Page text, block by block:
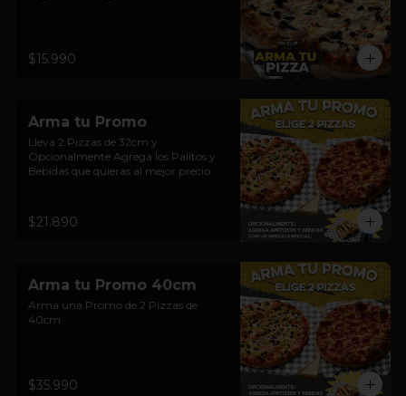
$15.990
Arma tu Promo
Lleva 2 Pizzas de 32cm y
Opcionalmente Agrega los Palitos y
Bebidas que quieras al mejor precio.
$21.890
Arma tu Promo 40cm
Arma una Promo de 2 Pizzas de
40cm
$35.990